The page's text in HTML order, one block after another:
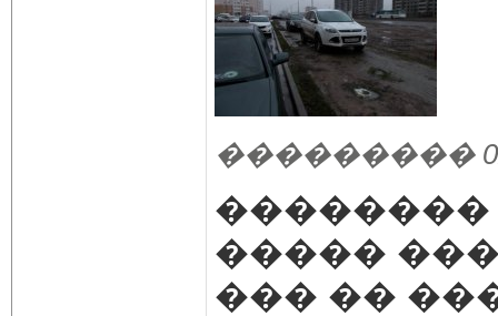
���������
�����
��� ��